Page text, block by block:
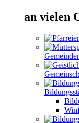
an vielen